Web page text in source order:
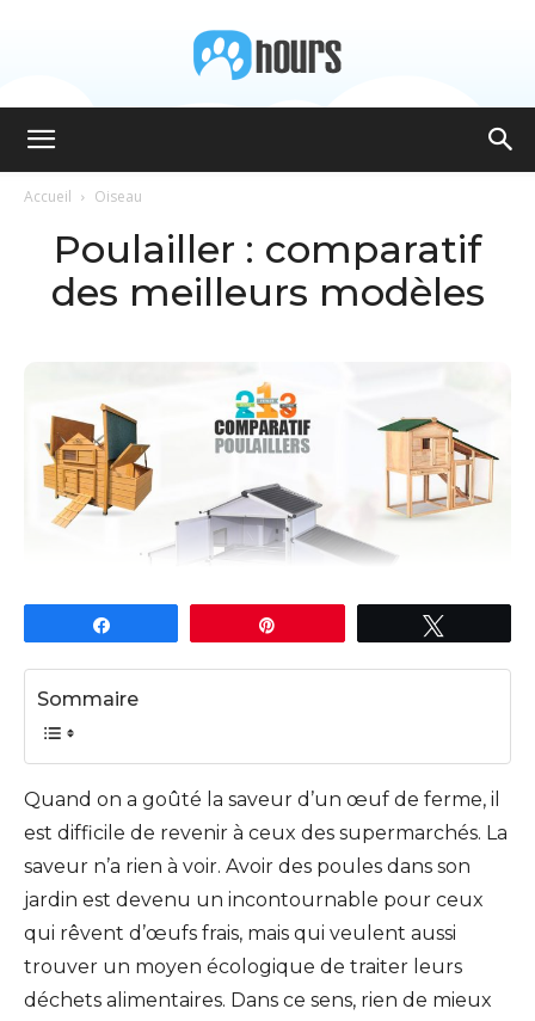
Accueil Oiseau
Poulailler : comparatif
des meilleurs modèles
Sommaire
Quand on a goûté la saveur d’un œuf de ferme, il
est difficile de revenir à ceux des supermarchés. La
saveur n’a rien à voir. Avoir des poules dans son
jardin est devenu un incontournable pour ceux
qui rêvent d’œufs frais, mais qui veulent aussi
trouver un moyen écologique de traiter leurs
déchets alimentaires. Dans ce sens, rien de mieux